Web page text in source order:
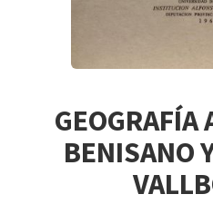
GEOGRAFÍA
BENISANO